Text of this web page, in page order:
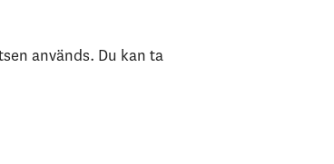
halvårsrapportering AKAP-
används. Du kan ta